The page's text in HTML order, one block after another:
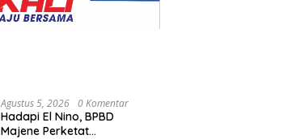
Agustus 5, 2026 0 Komentar
Hadapi El Nino, BPBD
Majene Perketat